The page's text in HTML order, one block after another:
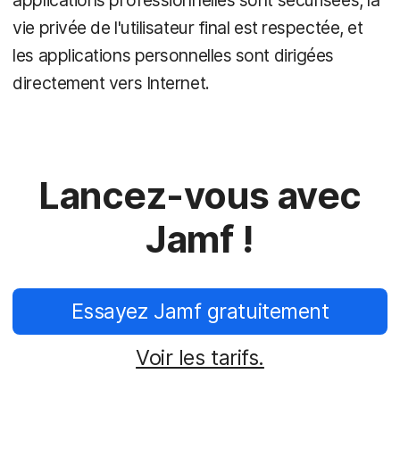
vie privée de l'utilisateur final est respectée, et
les applications personnelles sont dirigées
directement vers Internet.
Lancez-vous avec
Jamf !
Essayez Jamf gratuitement
Voir les tarifs.